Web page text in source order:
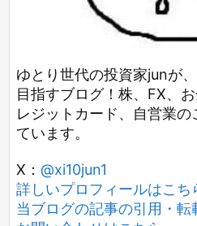
ゆとり世代の投資家junが
目指すブログ！株、FX、
レジットカード、自営業
ています。
X： @xi10jun1
詳しいプロフィールはこち
当ブログの記事の引用・転